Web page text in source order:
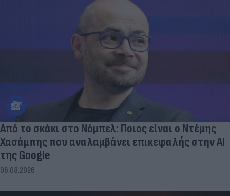
Από το σκάκι στο Νόμπελ: Ποιος είναι ο Ντέμης
Χασάμπης που αναλαμβάνει επικεφαλής στην ΑΙ
της Google
06.08.2026